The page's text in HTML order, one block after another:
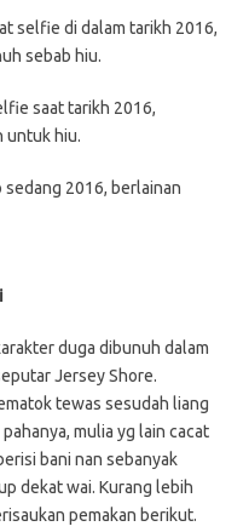
selfie di dalam tarikh 2016,
sebab hiu.
saat tarikh 2016,
untuk hiu.
2016, berlainan
duga dibunuh dalam
Jersey Shore.
tewas sesudah liang
mulia yg lain cacat
bani nan sebanyak
dekat wai. Kurang lebih
pemakan berikut.